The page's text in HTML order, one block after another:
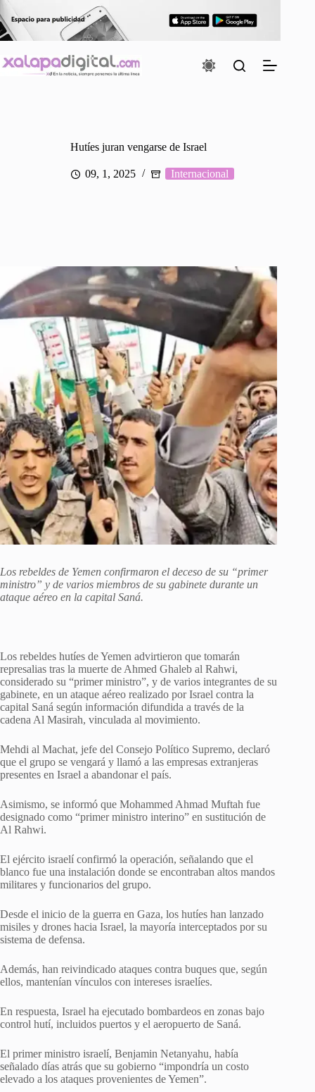
al
contenido
Hutíes juran vengarse de Israel
09, 1, 2025 Internacional
Los rebeldes de Yemen confirmaron el deceso de su “primer
ministro” y de varios miembros de su gabinete durante un
ataque aéreo en la capital Saná.
Los rebeldes hutíes de Yemen advirtieron que tomarán
represalias tras la muerte de Ahmed Ghaleb al Rahwi,
considerado su “primer ministro”, y de varios integrantes de su
gabinete, en un ataque aéreo realizado por Israel contra la
capital Saná según información difundida a través de la
cadena Al Masirah, vinculada al movimiento.
Mehdi al Machat, jefe del Consejo Político Supremo, declaró
que el grupo se vengará y llamó a las empresas extranjeras
presentes en Israel a abandonar el país.
Asimismo, se informó que Mohammed Ahmad Muftah fue
designado como “primer ministro interino” en sustitución de
Al Rahwi.
El ejército israelí confirmó la operación, señalando que el
blanco fue una instalación donde se encontraban altos mandos
militares y funcionarios del grupo.
Desde el inicio de la guerra en Gaza, los hutíes han lanzado
misiles y drones hacia Israel, la mayoría interceptados por su
sistema de defensa.
Además, han reivindicado ataques contra buques que, según
ellos, mantenían vínculos con intereses israelíes.
En respuesta, Israel ha ejecutado bombardeos en zonas bajo
control hutí, incluidos puertos y el aeropuerto de Saná.
El primer ministro israelí, Benjamin Netanyahu, había
señalado días atrás que su gobierno “impondría un costo
elevado a los ataques provenientes de Yemen”.